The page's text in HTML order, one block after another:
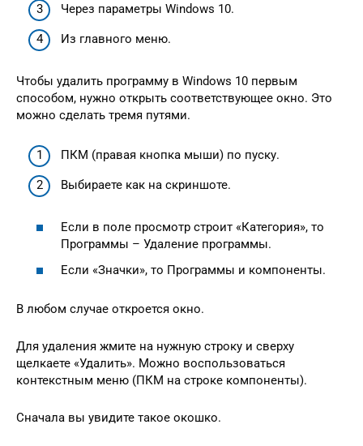
Через параметры Windows 10.
Из главного меню.
Чтобы удалить программу в Windows 10 первым
способом, нужно открыть соответствующее окно. Это
можно сделать тремя путями.
ПКМ (правая кнопка мыши) по пуску.
Выбираете как на скриншоте.
Если в поле просмотр строит «Категория», то
Программы – Удаление программы.
Если «Значки», то Программы и компоненты.
В любом случае откроется окно.
Для удаления жмите на нужную строку и сверху
щелкаете «Удалить». Можно воспользоваться
контекстным меню (ПКМ на строке компоненты).
Сначала вы увидите такое окошко.